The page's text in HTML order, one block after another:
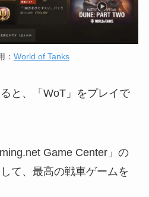
： World of Tanks
と、「WoT」をプレイで
Game Center」の
て、最高の戦車ゲームを